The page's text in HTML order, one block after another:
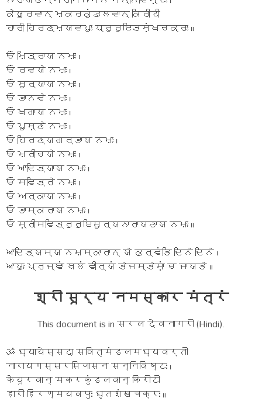
ਕੇਯੂਰਵਾਨ੍ ਮਕਰਕੁਂਡਲਵਾਨ੍ ਕਿਰੀਟੀ
ਹਾਰੀ ਹਿਰਣ੍ਮਯਵਪੁਃ ਧ੍ਰੁਰੁਇਤਸ਼ਂਖਚਕ੍ਰਃ ॥
ਓਂ ਮਿਤ੍ਰਾਯ ਨਮਃ ।
ਓਂ ਰਵਯੇ ਨਮਃ ।
ਓਂ ਸੂਰ੍ਯਾਯ ਨਮਃ ।
ਓਂ ਭਾਨਵੇ ਨਮਃ ।
ਓਂ ਖਗਾਯ ਨਮਃ ।
ਓਂ ਪੂਸ਼੍ਣੇ ਨਮਃ ।
ਓਂ ਹਿਰਣ੍ਯਗਰ੍ਭਾਯ ਨਮਃ ।
ਓਂ ਮਰੀਚਯੇ ਨਮਃ ।
ਓਂ ਆਦਿਤ੍ਯਾਯ ਨਮਃ ।
ਓਂ ਸਵਿਤ੍ਰੇ ਨਮਃ ।
ਓਂ ਅਰ੍ਕਾਯ ਨਮਃ ।
ਓਂ ਭਾਸ੍ਕਰਾਯ ਨਮਃ ।
ਓਂ ਸ਼੍ਰੀਸਵਿਤ੍ਰੁਰੁਇਸੂਰ੍ਯਨਾਰਾਯਣਾਯ ਨਮਃ ॥
ਆਦਿਤ੍ਯਸ੍ਯ ਨਮਸ੍ਕਾਰਾਨ੍ ਯੇ ਕੁਰ੍ਵਂਤਿ ਦਿਨੇ ਦਿਨੇ ।
ਆਯੁਃ ਪ੍ਰਜ੍ਞਾਂ ਬਲਂ ਵੀਰ੍ਯਂ ਤੇਜਸ੍ਤੇਸ਼ਾਂ ਚ ਜਾਯਤੇ ॥
श्री सूर्य नमस्कार मंत्रं
This document is in सरल देवनागरी (Hindi).
ॐ ध्यायेस्सदा सवितृमंडलमध्यवर्ती
नारायणस्सरसिजासन सन्निविष्टः ।
केयूरवान् मकरकुंडलवान् किरीटी
हारी हिरण्मयवपुः धृतशंखचक्रः ॥